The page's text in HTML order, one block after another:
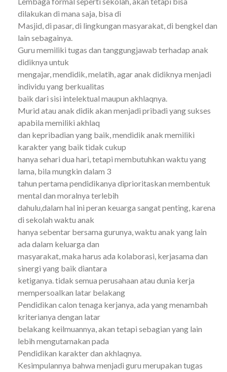
dilakukan di mana saja, bisa di
Masjid, di pasar, di lingkungan masyarakat, di bengkel dan
lain sebagainya.
Guru memiliki tugas dan tanggungjawab terhadap anak
didiknya untuk
mengajar, mendidik, melatih, agar anak didiknya menjadi
individu yang berkualitas
baik dari sisi intelektual maupun akhlaqnya.
Murid atau anak didik akan menjadi pribadi yang sukses
apabila memiliki akhlaq
dan kepribadian yang baik, mendidik anak memiliki
karakter yang baik tidak cukup
hanya sehari dua hari, tetapi membutuhkan waktu yang
lama, bila mungkin dalam 3
tahun pertama pendidikanya diprioritaskan membentuk
mental dan moralnya terlebih
dahulu,dalam hal ini peran keuarga sangat penting, karena
di sekolah waktu anak
hanya sebentar bersama gurunya, waktu anak yang lain
ada dalam keluarga dan
masyarakat, maka harus ada kolaborasi, kerjasama dan
sinergi yang baik diantara
ketiganya. tidak semua perusahaan atau dunia kerja
mempersoalkan latar belakang
Pendidikan calon tenaga kerjanya, ada yang menambah
kriterianya dengan latar
belakang keilmuannya, akan tetapi sebagian yang lain
lebih mengutamakan pada
Pendidikan karakter dan akhlaqnya.
Kesimpulannya bahwa menjadi guru merupakan tugas